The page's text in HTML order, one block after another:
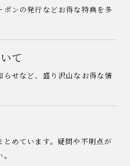
ンの発行などお得な特典を多
て
せなど、盛り沢山なお得な情
めています。疑問や不明点が